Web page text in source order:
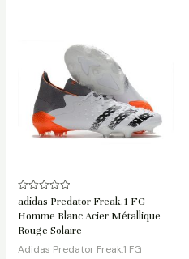
Note
sur
5
adidas Predator Freak.1 FG
Homme Blanc Acier Métallique
Rouge Solaire
Adidas Predator Freak.1 FG